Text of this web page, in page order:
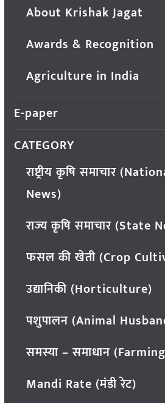
About Krishak Jagat
Awards & Recognition
Agriculture in India
E-paper
CATEGORY
राष्ट्रीय कृषि समाचार
News)
राज्य कृषि समाचार (State
फसल की खेती (Crop
उद्यानिकी (Horticulture)
पशुपालन (Animal
समस्या – समाधान
Mandi Rate (मंडी रेट)